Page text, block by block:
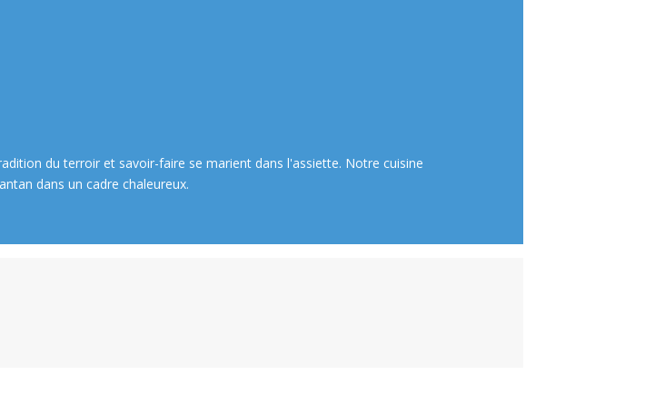
du terroir et savoir-faire se marient dans l'assiette. Notre cuisine
dans un cadre chaleureux.